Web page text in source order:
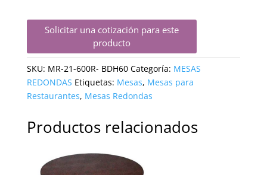
Solicitar una cotización para este
producto
SKU: MR-21-600R- BDH60 Categoría: MESAS
REDONDAS Etiquetas: Mesas, Mesas para
Restaurantes, Mesas Redondas
Productos relacionados